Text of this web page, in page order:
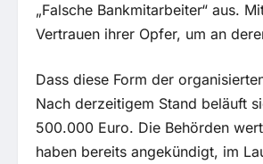
„Falsche Bankmitarbeiter“ aus.
Vertrauen ihrer Opfer, um an
Dass diese Form der
Nach derzeitigem Stand beläuft
500.000 Euro. Die Behörden
haben bereits angekündigt, im